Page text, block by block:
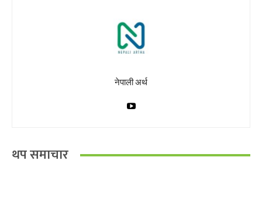
नेपाली अर्थ
थप समाचार